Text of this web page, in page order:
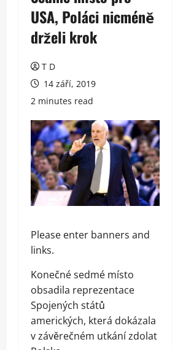
USA, Poláci nicméně
drželi krok
T D
14 září, 2019
2 minutes read
Please enter banners and
links.
Konečné sedmé místo
obsadila reprezentace
Spojených států
amerických, která dokázala
v závěrečném utkání zdolat